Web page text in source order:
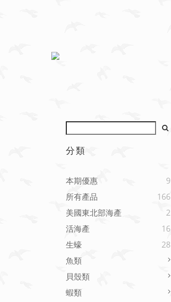
分類
本期優惠
9
所有產品
166
美國東北部海產
2
活海產
16
生蠔
28
魚類
貝殼類
蝦類